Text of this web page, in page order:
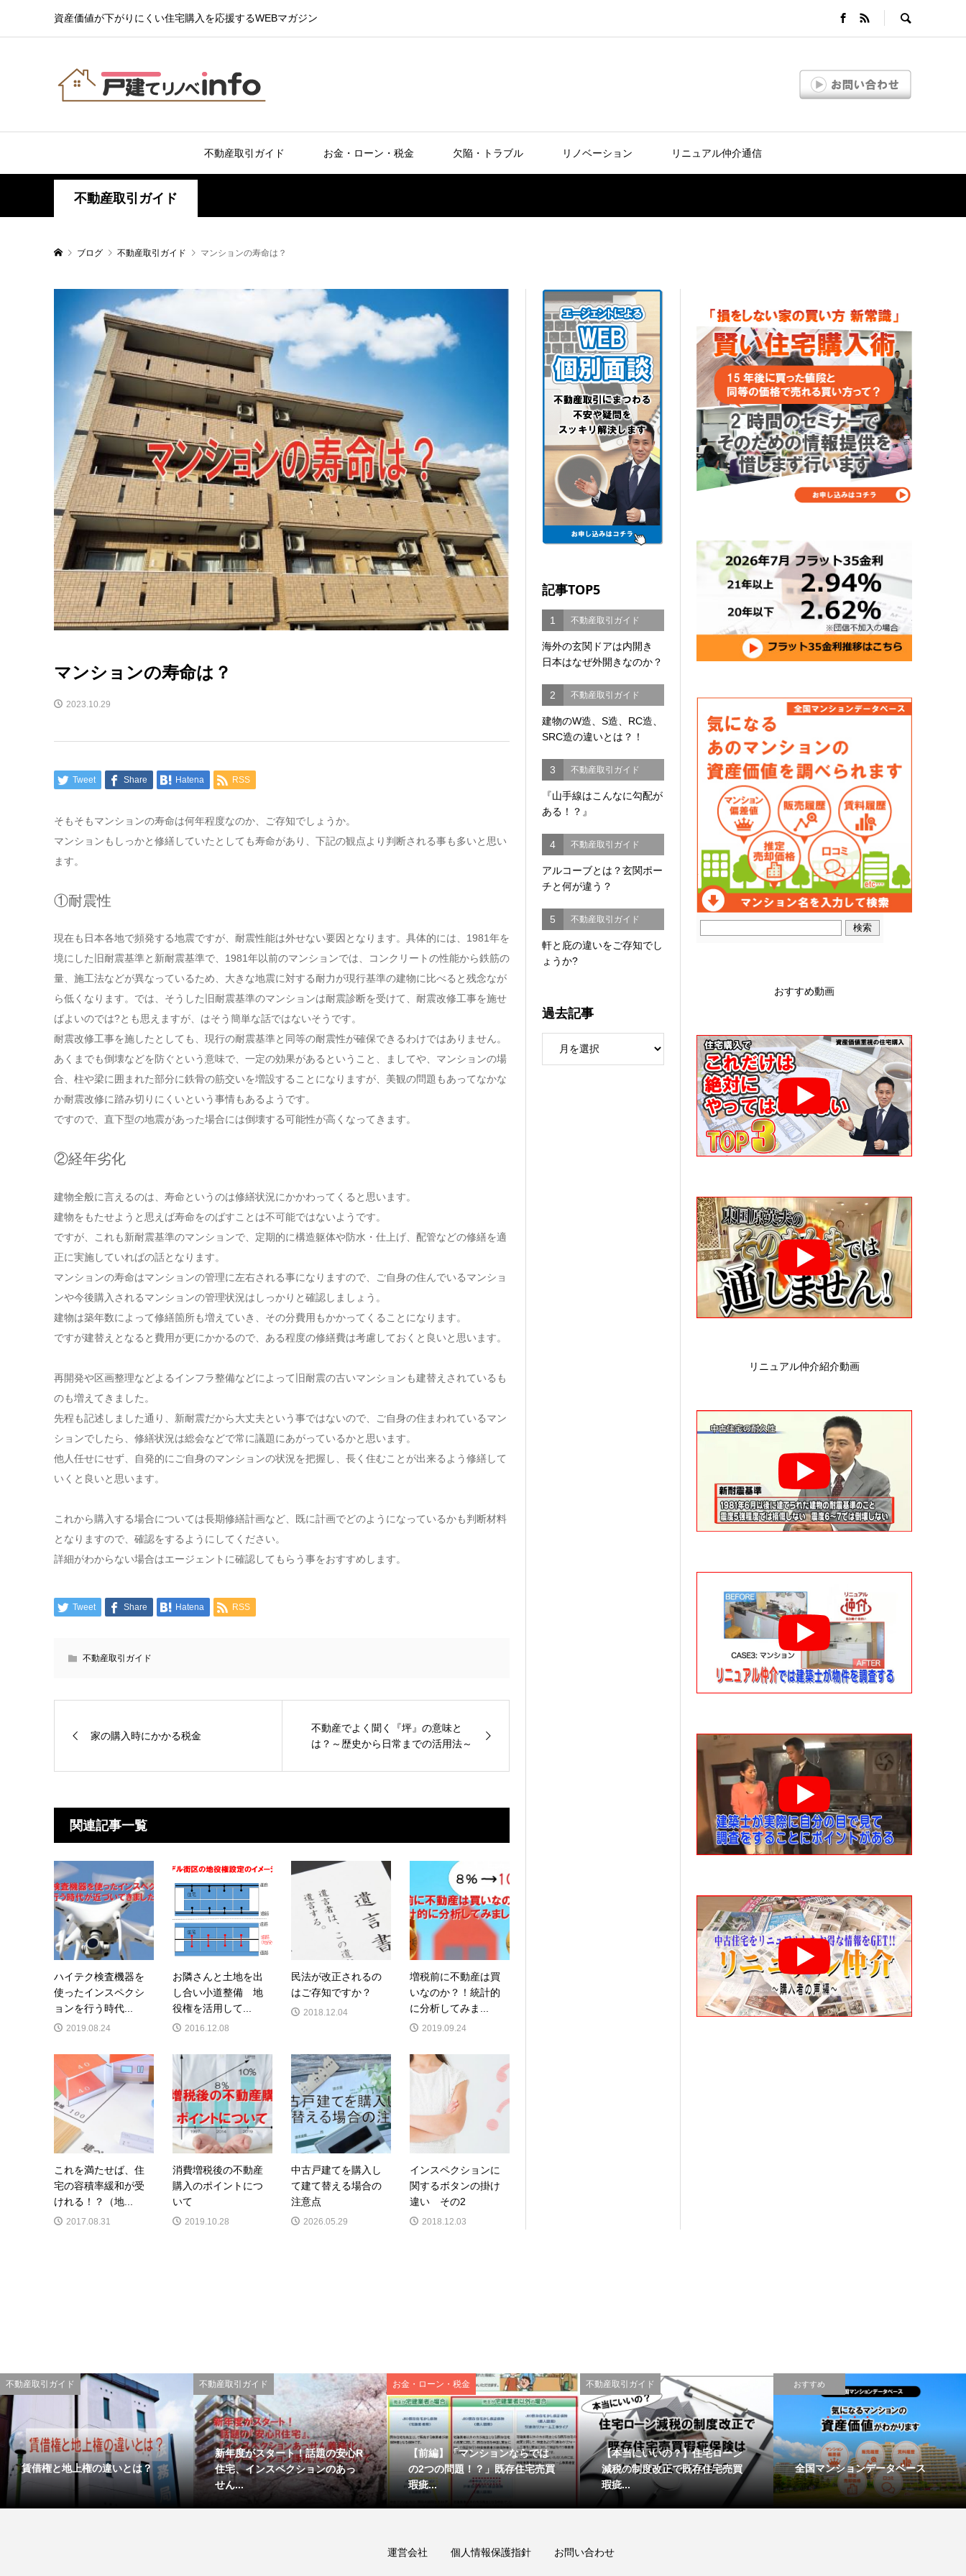
資産価値が下がりにくい住宅購入を応援するWEBマガジン
不動産取引ガイド お金・ローン・税金 欠陥・トラブル リノベーション リニュアル仲介通信
不動産取引ガイド
ブログ 不動産取引ガイド マンションの寿命は？
マンションの寿命は？
2023.10.29
Tweet Share Hatena RSS
そもそもマンションの寿命は何年程度なのか、ご存知でしょうか。
マンションもしっかと修繕していたとしても寿命があり、下記の観点より判断される事も多いと思い
ます。
①耐震性
現在も日本各地で頻発する地震ですが、耐震性能は外せない要因となります。具体的には、1981年を
境にした旧耐震基準と新耐震基準で、1981年以前のマンションでは、コンクリートの性能から鉄筋の
量、施工法などが異なっているため、大きな地震に対する耐力が現行基準の建物に比べると残念なが
ら低くなります。では、そうした旧耐震基準のマンションは耐震診断を受けて、耐震改修工事を施せ
ばよいのでは?とも思えますが、はそう簡単な話ではないそうです。
耐震改修工事を施したとしても、現行の耐震基準と同等の耐震性が確保できるわけではありません。
あくまでも倒壊などを防ぐという意味で、一定の効果があるということ、ましてや、マンションの場
合、柱や梁に囲まれた部分に鉄骨の筋交いを増設することになりますが、美観の問題もあってなかな
か耐震改修に踏み切りにくいという事情もあるようです。
ですので、直下型の地震があった場合には倒壊する可能性が高くなってきます。
②経年劣化
建物全般に言えるのは、寿命というのは修繕状況にかかわってくると思います。
建物をもたせようと思えば寿命をのばすことは不可能ではないようです。
ですが、これも新耐震基準のマンションで、定期的に構造躯体や防水・仕上げ、配管などの修繕を適
正に実施していればの話となります。
マンションの寿命はマンションの管理に左右される事になりますので、ご自身の住んでいるマンショ
ンや今後購入されるマンションの管理状況はしっかりと確認しましょう。
建物は築年数によって修繕箇所も増えていき、その分費用もかかってくることになります。
ですが建替えとなると費用が更にかかるので、ある程度の修繕費は考慮しておくと良いと思います。
再開発や区画整理などよるインフラ整備などによって旧耐震の古いマンションも建替えされているも
のも増えてきました。
先程も記述しました通り、新耐震だから大丈夫という事ではないので、ご自身の住まわれているマン
ションでしたら、修繕状況は総会などで常に議題にあがっているかと思います。
他人任せにせず、自発的にご自身のマンションの状況を把握し、長く住むことが出来るよう修繕して
いくと良いと思います。
これから購入する場合については長期修繕計画など、既に計画でどのようになっているかも判断材料
となりますので、確認をするようにしてください。
詳細がわからない場合はエージェントに確認してもらう事をおすすめします。
Tweet Share Hatena RSS
不動産取引ガイド
家の購入時にかかる税金
不動産でよく聞く『坪』の意味と
は？～歴史から日常までの活用法～
関連記事一覧
ハイテク検査機器を
使ったインスペクシ
ョンを行う時代...
2019.08.24
お隣さんと土地を出
し合い小道整備 地
役権を活用して...
2016.12.08
民法が改正されるの
はご存知ですか？
2018.12.04
増税前に不動産は買
いなのか？！統計的
に分析してみま...
2019.09.24
これを満たせば、住
宅の容積率緩和が受
けれる！？（地...
2017.08.31
消費増税後の不動産
購入のポイントにつ
いて
2019.10.28
中古戸建てを購入し
て建て替える場合の
注意点
2026.05.29
インスペクションに
関するボタンの掛け
違い その2
2018.12.03
記事TOP5
1 不動産取引ガイド
海外の玄関ドアは内開き
日本はなぜ外開きなのか？
2 不動産取引ガイド
建物のW造、S造、RC造、
SRC造の違いとは？！
3 不動産取引ガイド
『山手線はこんなに勾配が
ある！？』
4 不動産取引ガイド
アルコーブとは？玄関ポー
チと何が違う？
5 不動産取引ガイド
軒と庇の違いをご存知でし
ょうか?
過去記事
おすすめ動画
リニュアル仲介紹介動画
不動産取引ガイド
賃借権と地上権の違いとは？
不動産取引ガイド
新年度がスタート！話題の安心R
住宅、インスペクションのあっ
せん...
お金・ローン・税金
【前編】「マンションならでは
の2つの問題！？」既存住宅売買
瑕疵...
不動産取引ガイド
【本当にいいの？】住宅ローン
減税の制度改正で既存住宅売買
瑕疵...
おすすめ
全国マンションデータベース
運営会社 個人情報保護指針 お問い合わせ